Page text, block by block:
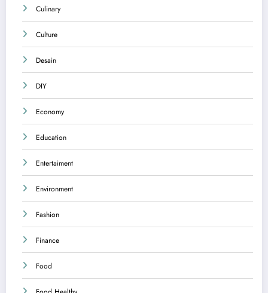
Culinary
Culture
Desain
DIY
Economy
Education
Entertaiment
Environment
Fashion
Finance
Food